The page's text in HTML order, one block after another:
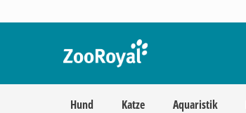
Hund Katze Aquaristik